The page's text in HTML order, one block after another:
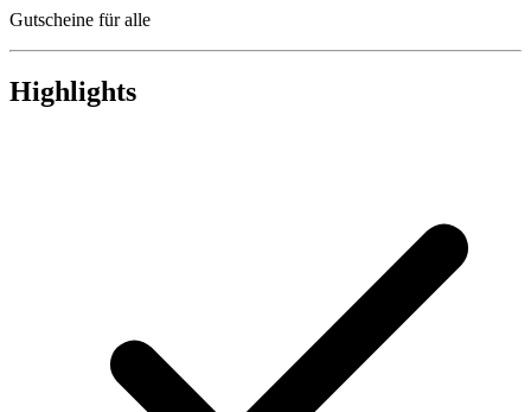
Gutscheine für alle
Highlights